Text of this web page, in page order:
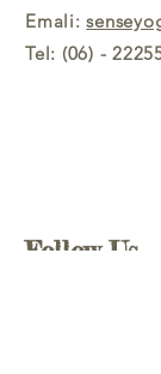
Emali:
Tel: (06) -
Follow Us